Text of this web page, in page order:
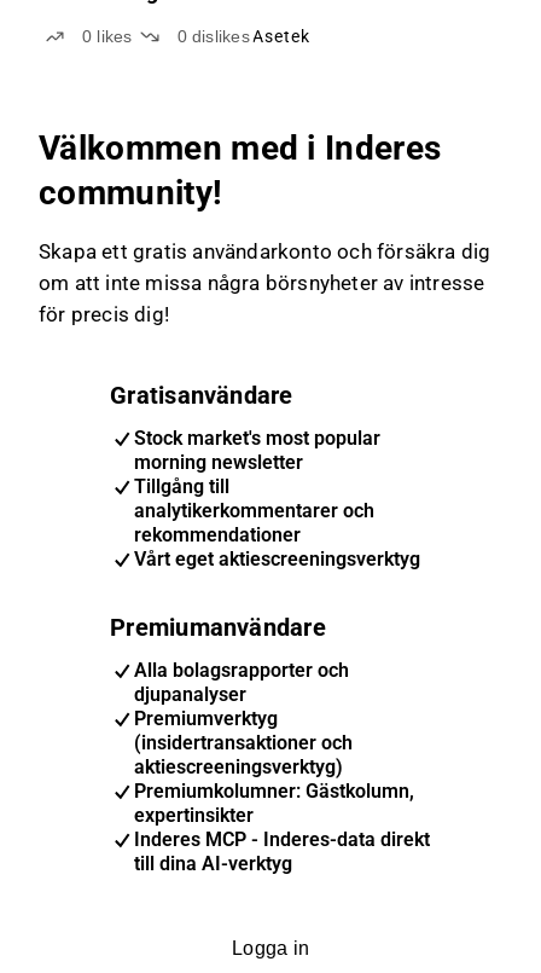
0 likes 0 dislikesAsetek
Välkommen med i Inderes
community!
Skapa ett gratis användarkonto och försäkra dig
om att inte missa några börsnyheter av intresse
för precis dig!
Gratisanvändare
Stock market's most popular
morning newsletter
Tillgång till
analytikerkommentarer och
rekommendationer
Vårt eget aktiescreeningsverktyg
Premiumanvändare
Alla bolagsrapporter och
djupanalyser
Premiumverktyg
(insidertransaktioner och
aktiescreeningsverktyg)
Premiumkolumner: Gästkolumn,
expertinsikter
Inderes MCP - Inderes-data direkt
till dina AI-verktyg
Logga in